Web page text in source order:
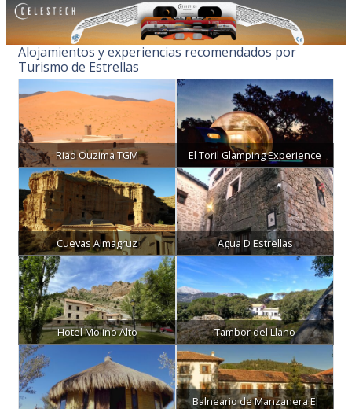
Alojamientos y experiencias recomendados por
Turismo de Estrellas
Riad Ouzima TGM El Toril Glamping Experience
Cuevas Almagruz Agua D Estrellas
Hotel Molino Alto Tambor del Llano
Balneario de Manzanera El